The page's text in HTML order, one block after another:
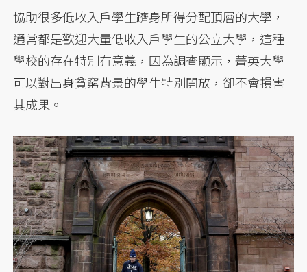
協助很多低收入戶學生躋身所得分配頂層的大學，
通常都是歡迎大量低收入戶學生的公立大學，這種
學校的存在特別有意義，因為調查顯示，菁英大學
可以對出身貧窮背景的學生特別開放，卻不會損害
其成果。